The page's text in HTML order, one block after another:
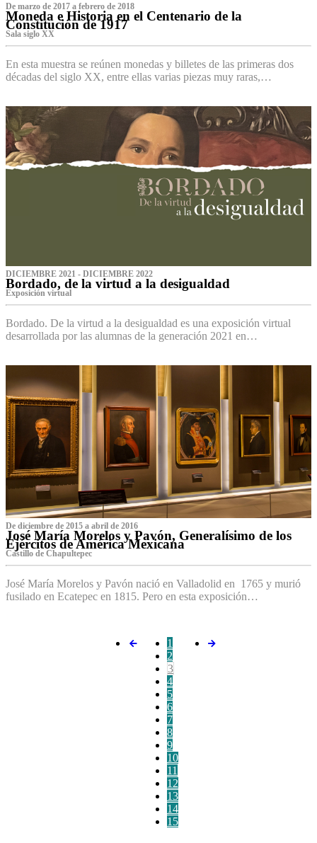
De marzo de 2017 a febrero de 2018
Moneda e Historia en el Centenario de la
Constitución de 1917
Sala siglo XX
En esta muestra se reúnen monedas y billetes de las primeras dos
décadas del siglo XX, entre ellas varias piezas muy raras,…
DICIEMBRE 2021 - DICIEMBRE 2022
Bordado, de la virtud a la desigualdad
Exposición virtual‌
Bordado. De la virtud a la desigualdad es una exposición virtual
desarrollada por las alumnas de la generación 2021 en…
De diciembre de 2015 a abril de 2016
José María Morelos y Pavón, Generalísimo de los
Ejércitos de América Mexicana
C‌astillo de Chapultepec
José María Morelos y Pavón nació en Valladolid en 1765 y murió
fusilado en Ecatepec en 1815. Pero en esta exposición…
1
2
3
4
5
6
7
8
9
10
11
12
13
14
15